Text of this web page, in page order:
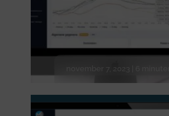
november 7, 2023 | 6 minuten